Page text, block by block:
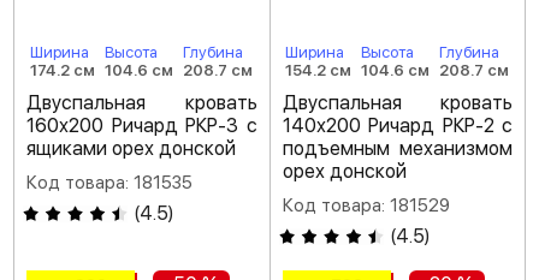
Ширина
174.2 см
Высота
104.6 см
Глубина
208.7 см
Двуспальная кровать
160х200 Ричард РКР-3 с
ящиками орех донской
Код товара: 181535
(4.5)
Ширина
154.2 см
Высота
104.6 см
Глубина
208.7 см
Двуспальная кровать
140х200 Ричард РКР-2 с
подъемным механизмом
орех донской
Код товара: 181529
(4.5)